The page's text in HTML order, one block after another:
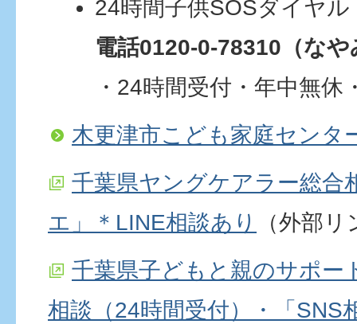
24時間子供SOSダイヤル
電話0120-0-78310（な
・24時間受付・年中無休
木更津市こども家庭センタ
千葉県ヤングケアラー総合
エ」＊LINE相談あり
（外部
千葉県子どもと親のサポー
相談（24時間受付）・「SNS